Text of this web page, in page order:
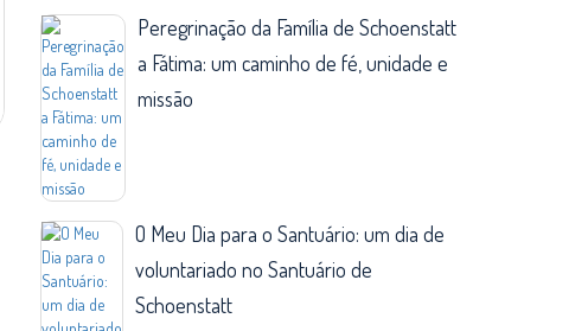
Peregrinação da Família de Schoenstatt
a Fátima: um caminho de fé, unidade e
missão
O Meu Dia para o Santuário: um dia de
voluntariado no Santuário de
Schoenstatt